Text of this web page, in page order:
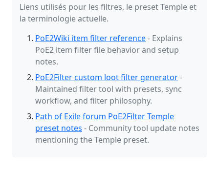
Liens utilisés pour les filtres, le preset Temple et
la terminologie actuelle.
PoE2Wiki item filter reference- Explains
PoE2 item filter file behavior and setup
notes.
PoE2Filter custom loot filter generator-
Maintained filter tool with presets, sync
workflow, and filter philosophy.
Path of Exile forum PoE2Filter Temple
preset notes - Community tool update notes
mentioning the Temple preset.